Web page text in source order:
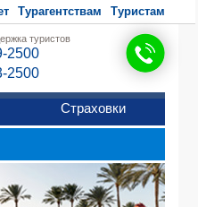
Турагентствам Туристам
туристов
2500
2500
Страховки